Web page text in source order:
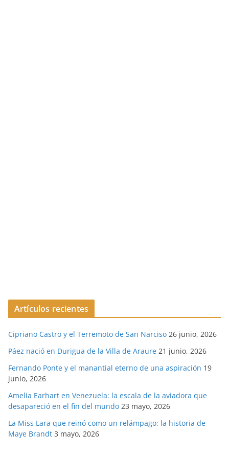
Artículos recientes
Cipriano Castro y el Terremoto de San Narciso 26 junio, 2026
Páez nació en Durigua de la Villa de Araure 21 junio, 2026
Fernando Ponte y el manantial eterno de una aspiración 19
junio, 2026
Amelia Earhart en Venezuela: la escala de la aviadora que
desapareció en el fin del mundo 23 mayo, 2026
La Miss Lara que reinó como un relámpago: la historia de
Maye Brandt 3 mayo, 2026